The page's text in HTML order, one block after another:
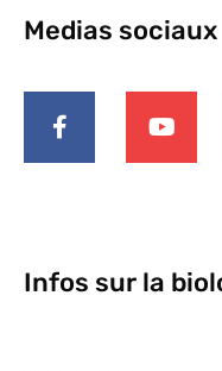
Medias sociaux
Infos sur la